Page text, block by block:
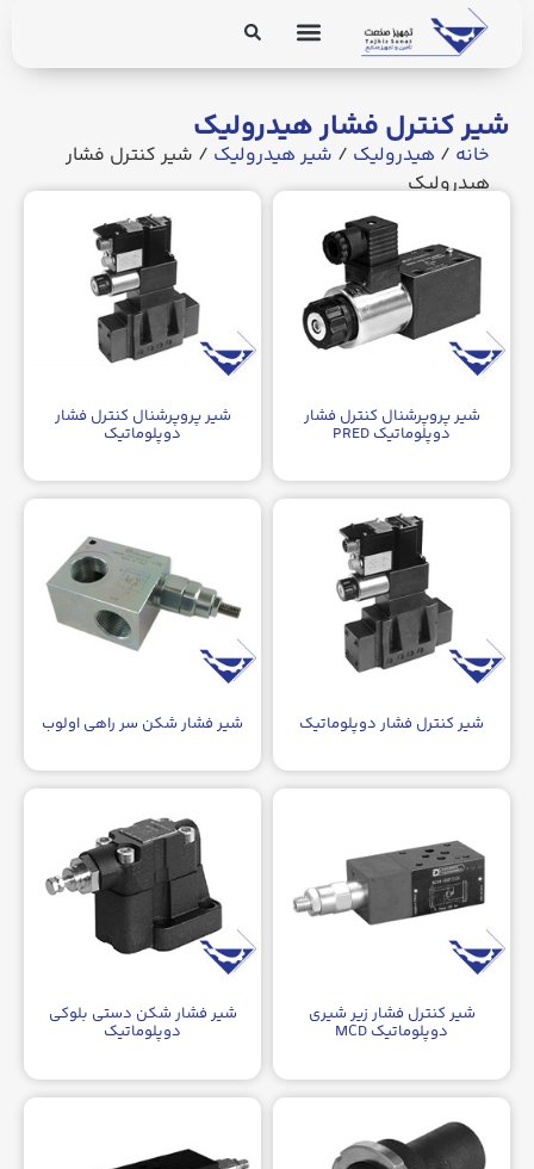
شیر کنترل فشار هیدرولیک
خانه / هیدرولیک / شیر هیدرولیک / شیر کنترل فشار
هیدرولیک
شیر پروپرشنال کنترل فشار
دوپلوماتیک PRED
شیر پروپرشنال کنترل فشار
دوپلوماتیک
شیر کنترل فشار دوپلوماتیک شیر فشار شکن سر راهی اولوب
شیر کنترل فشار زیر شیری
دوپلوماتیک MCD
شیر فشار شکن دستی بلوکی
دوپلوماتیک